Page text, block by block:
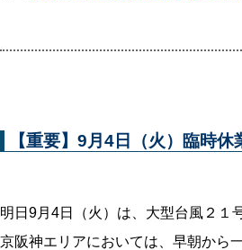
【重要】9月4日（火）臨時休
明日9月4日（火）は、大型台風２１
京阪神エリアにおいては、早朝から